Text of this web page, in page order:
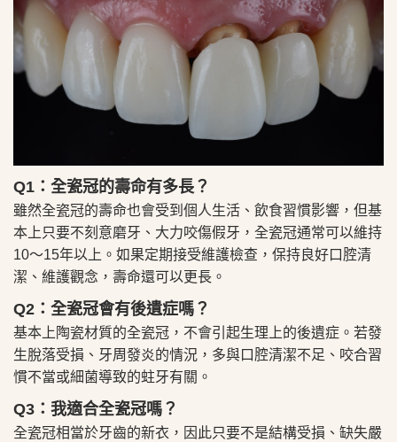
Q1：全瓷冠的壽命有多長？
雖然全瓷冠的壽命也會受到個人生活、飲食習慣影響，但基
本上只要不刻意磨牙、大力咬傷假牙，全瓷冠通常可以維持
10～15年以上。如果定期接受維護檢查，保持良好口腔清
潔、維護觀念，壽命還可以更長。
Q2：全瓷冠會有後遺症嗎？
基本上陶瓷材質的全瓷冠，不會引起生理上的後遺症。若發
生脫落受損、牙周發炎的情況，多與口腔清潔不足、咬合習
慣不當或細菌導致的蛀牙有關。
Q3：我適合全瓷冠嗎？
全瓷冠相當於牙齒的新衣，因此只要不是結構受損、缺失嚴